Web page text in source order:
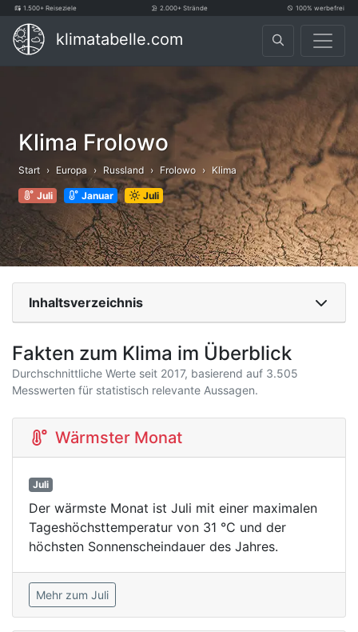
1.500+ Reiseziele 2.000+ Strände 100% werbefrei
klimatabelle.com
Klima Frolowo
Start Europa Russland Frolowo Klima
Juli Januar Juli
Inhaltsverzeichnis
Fakten zum Klima im Überblick
Durchschnittliche Werte seit 2017, basierend auf 3.505
Messwerten für statistisch relevante Aussagen.
Wärmster Monat
Juli
Der wärmste Monat ist Juli mit einer maximalen
Tageshöchsttemperatur von 31 °C und der
höchsten Sonnenscheindauer des Jahres.
Mehr zum Juli